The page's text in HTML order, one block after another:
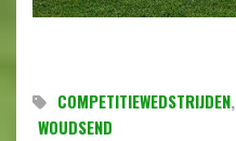
COMPETITIEWEDSTRIJDEN,
WOUDSEND